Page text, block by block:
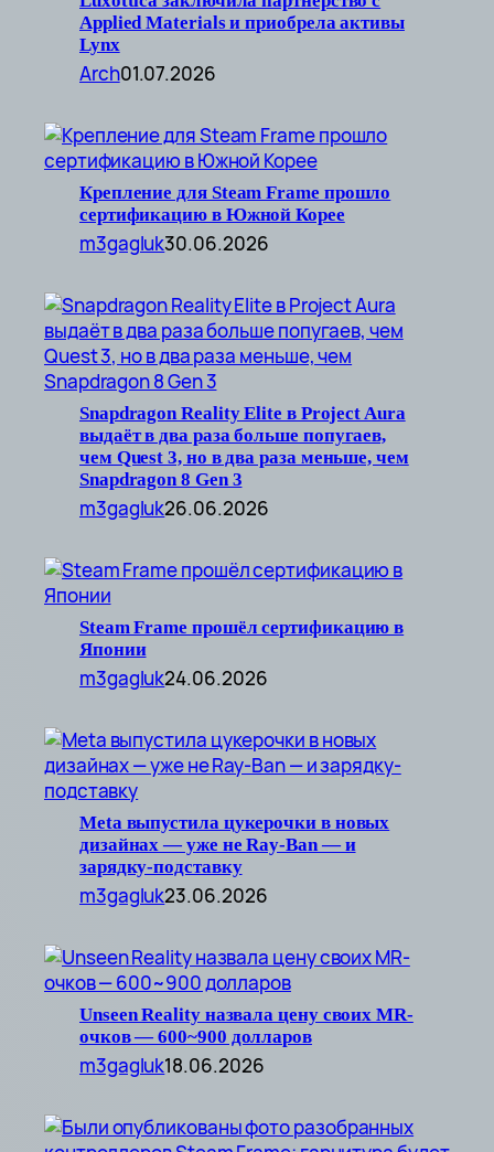
Applied Materials и приобрела активы
Lynx
Arch01.07.2026
Крепление для Steam Frame прошло
сертификацию в Южной Корее
m3gagluk30.06.2026
Snapdragon Reality Elite в Project Aura
выдаёт в два раза больше попугаев,
чем Quest 3, но в два раза меньше, чем
Snapdragon 8 Gen 3
m3gagluk26.06.2026
Steam Frame прошёл сертификацию в
Японии
m3gagluk24.06.2026
Meta выпустила цукерочки в новых
дизайнах — уже не Ray-Ban — и
зарядку-подставку
m3gagluk23.06.2026
Unseen Reality назвала цену своих MR-
очков — 600~900 долларов
m3gagluk18.06.2026